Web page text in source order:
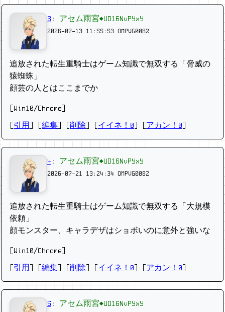
3 : アセム雨宮◆UD16NvPYxY
2026-07-13 11:55:53 OMPVG0082
追放された転生重騎士はゲーム知識で無双する「脅威の
猿蜘蛛」
顔芸の人とはここまでか
[Win10/Chrome]
引用 編集 削除 イイネ！0 アカン！0
4 : アセム雨宮◆UD16NvPYxY
2026-07-21 13:24:34 OMPVG0082
追放された転生重騎士はゲーム知識で無双する「大規模
依頼」
顔モンスター、キャラデザはショボいのに意外と強いな
[Win10/Chrome]
引用 編集 削除 イイネ！0 アカン！0
5 : アセム雨宮◆UD16NvPYxY